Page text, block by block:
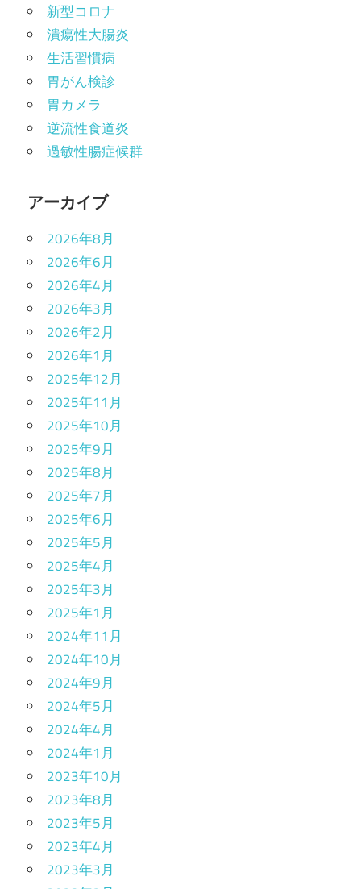
新型コロナ
潰瘍性大腸炎
生活習慣病
胃がん検診
胃カメラ
逆流性食道炎
過敏性腸症候群
アーカイブ
2026年8月
2026年6月
2026年4月
2026年3月
2026年2月
2026年1月
2025年12月
2025年11月
2025年10月
2025年9月
2025年8月
2025年7月
2025年6月
2025年5月
2025年4月
2025年3月
2025年1月
2024年11月
2024年10月
2024年9月
2024年5月
2024年4月
2024年1月
2023年10月
2023年8月
2023年5月
2023年4月
2023年3月